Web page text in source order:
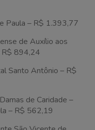
Paula – R$ 1.393,77
de Auxílio aos
R$ 894,24
Santo Antônio – R$
de Caridade –
– R$ 562,19